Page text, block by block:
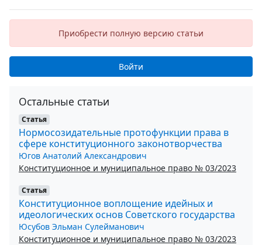
Приобрести полную версию статьи
Войти
Остальные статьи
Статья
Нормосозидательные протофункции права в
сфере конституционного законотворчества
Югов Анатолий Александрович
Конституционное и муниципальное право № 03/2023
Статья
Конституционное воплощение идейных и
идеологических основ Советского государства
Юсубов Эльман Сулейманович
Конституционное и муниципальное право № 03/2023